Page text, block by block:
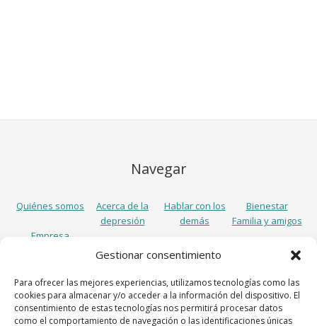
Gestionar consentimiento
Para ofrecer las mejores experiencias, utilizamos tecnologías como las
cookies para almacenar y/o acceder a la información del dispositivo. El
consentimiento de estas tecnologías nos permitirá procesar datos
como el comportamiento de navegación o las identificaciones únicas
Navegar
Quiénes somos
Acerca de la
depresión
Hablar con los
demás
Bienestar
Familia y amigos
Empresa
Síguenos